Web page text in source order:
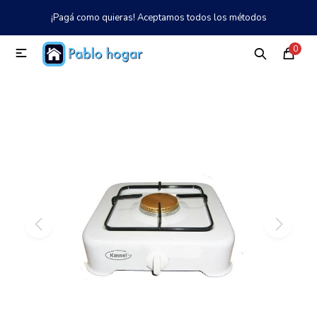
¡Pagá como quieras! Aceptamos todos los métodos
0

MI CUENTA
Catálogo Tienda 097 997 042
Tecnología
Electrodomésticos